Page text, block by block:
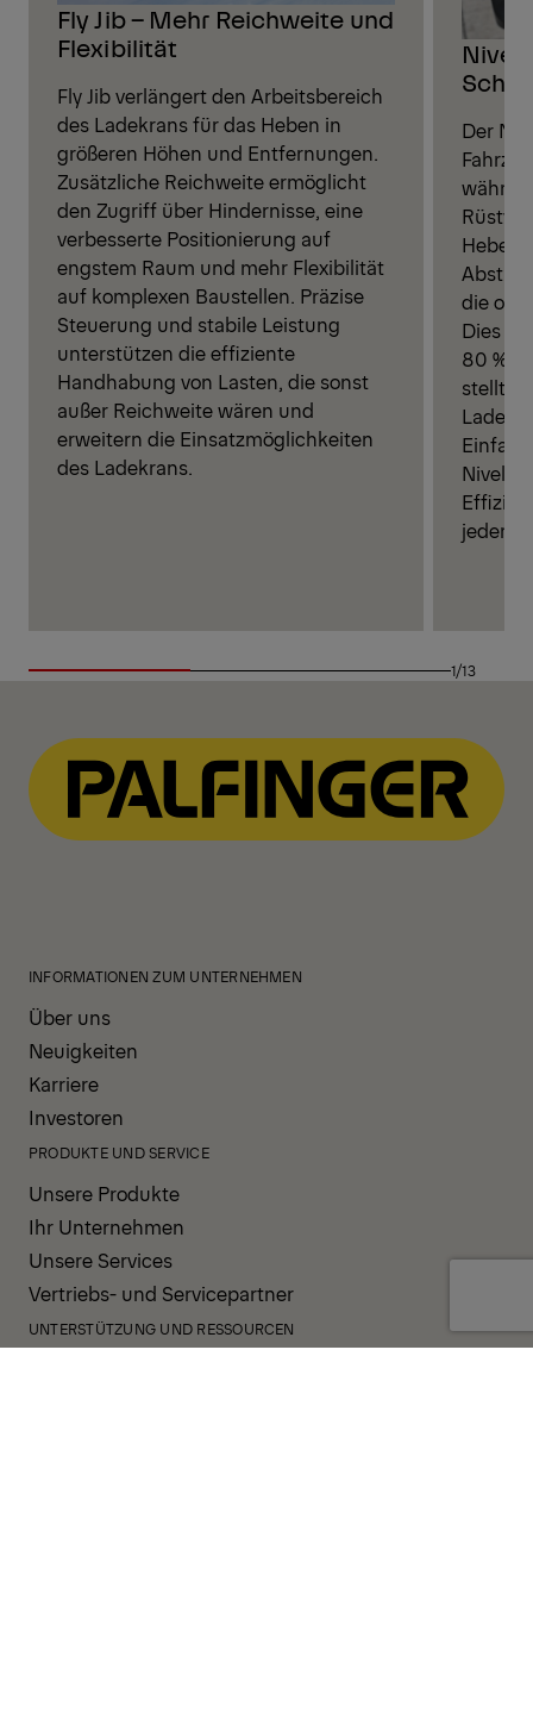
Fly Jib – Mehr Reichweite und
Flexibilität
Fly Jib verlängert den Arbeitsbereich
des Ladekrans für das Heben in
größeren Höhen und Entfernungen.
Zusätzliche Reichweite ermöglicht
den Zugriff über Hindernisse, eine
verbesserte Positionierung auf
engstem Raum und mehr Flexibilität
auf komplexen Baustellen. Präzise
Steuerung und stabile Leistung
unterstützen die effiziente
Handhabung von Lasten, die sonst
außer Reichweite wären und
erweitern die Einsatzmöglichkeiten
des Ladekrans.
Der
die
Dies
80 %,
stellt
jeder
1/13
INFORMATIONEN ZUM UNTERNEHMEN
Über uns
Neuigkeiten
Karriere
Investoren
PRODUKTE UND SERVICE
Unsere Produkte
Ihr Unternehmen
Unsere Services
Vertriebs- und Servicepartner
UNTERSTÜTZUNG UND RESSOURCEN